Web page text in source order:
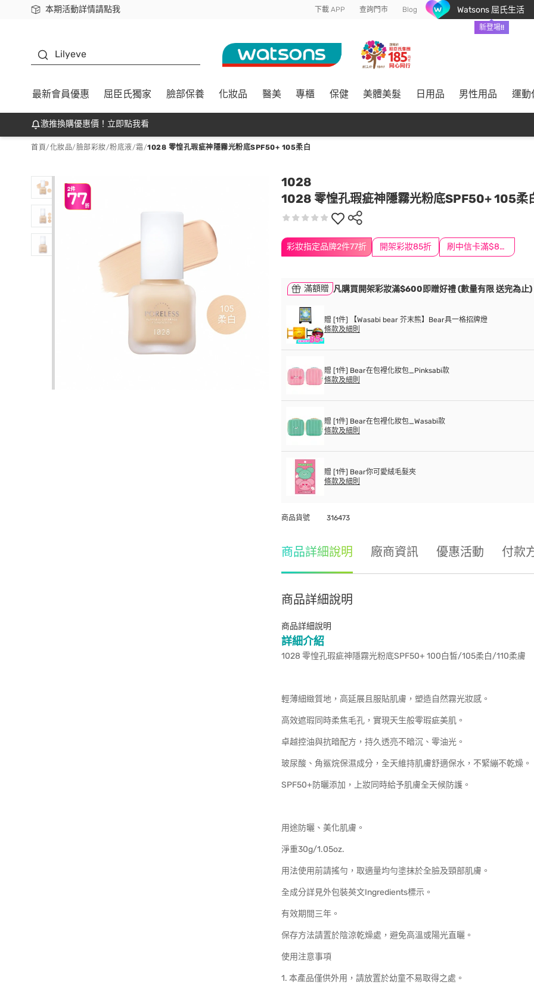
本期活動詳情請點我
下載app最高回饋$350 下載 APP 查詢門市 Blog Watsons 屈氏生活
新登場!!
Lilyeve
最新會員優惠 屈臣氏獨家 臉部保養 化妝品 醫美 專櫃 保健 美體美髮 日用品 男性用品 運動
激推換購優惠價！立即點我看
首頁/化妝品/臉部彩妝/粉底液/霜/1028 零惶孔瑕疵神隱霧光粉底SPF50+ 105柔白
1028
1028 零惶孔瑕疵神隱霧光粉底SPF50+ 105柔
彩妝指定品牌2件77折 開架彩妝85折 刷中信卡滿$888送3萬點
滿額贈 凡購買開架彩妝滿$600即贈好禮 (數量有限 送完為止)
贈 [1件] 【Wasabi bear 芥末熊】Bear具一格招牌燈
條款及細則
贈 [1件] Bear在包裡化妝包_Pinksabi款
條款及細則
贈 [1件] Bear在包裡化妝包_Wasabi款
條款及細則
贈 [1件] Bear你可愛絨毛髮夾
條款及細則
商品貨號 316473
商品詳細說明 廠商資訊 優惠活動 付款
商品詳細說明
商品詳細說明
詳細介紹
1028 零惶孔瑕疵神隱霧光粉底SPF50+ 100白皙/105柔白/110柔膚
輕薄細緻質地，高延展且服貼肌膚，塑造自然霧光妝感。
高效遮瑕同時柔焦毛孔，實現天生般零瑕疵美肌。
卓越控油與抗暗配方，持久透亮不暗沉、零油光。
玻尿酸、角鯊烷保濕成分，全天維持肌膚舒適保水，不緊繃不乾燥。
SPF50+防曬添加，上妝同時給予肌膚全天候防護。
用途防曬、美化肌膚。
淨重30g/1.05oz.
用法使用前請搖勻，取適量均勻塗抹於全臉及頸部肌膚。
全成分詳見外包裝英文Ingredients標示。
有效期間三年。
保存方法請置於陰涼乾燥處，避免高溫或陽光直曬。
使用注意事項
1. 本產品僅供外用，請放置於幼童不易取得之處。